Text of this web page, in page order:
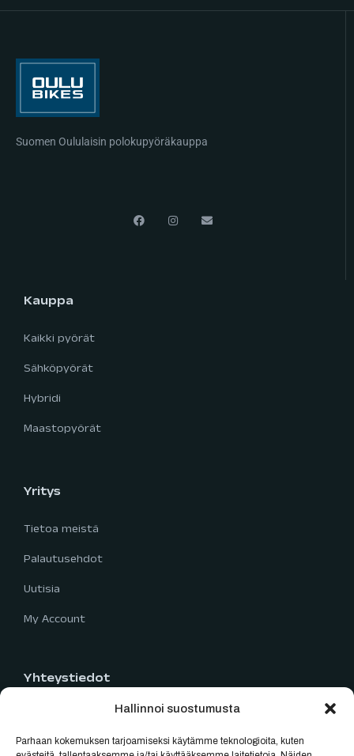
Hallinnoi suostumusta
Parhaan kokemuksen tarjoamiseksi käytämme teknologioita, kuten
Suomen Oululaisin polokupyöräkauppa
Kauppa
Kaikki pyörät
Sähköpyörät
Hybridi
Maastopyörät
Yritys
Tietoa meistä
Palautusehdot
Uutisia
My Account
Yhteystiedot